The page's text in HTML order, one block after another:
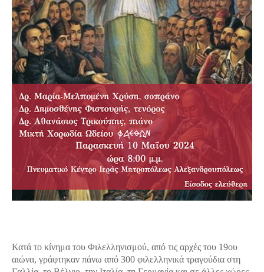
Κατά το κίνημα του Φιλελληνισμού, από τις αρχές του 19ου
αιώνα, γράφτηκαν πάνω από 300 φιλελληνικά τραγούδια στη